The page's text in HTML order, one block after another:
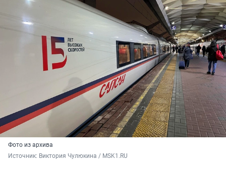
Фото из архива
Источник: Виктория Чулюкина / MSK1.RU